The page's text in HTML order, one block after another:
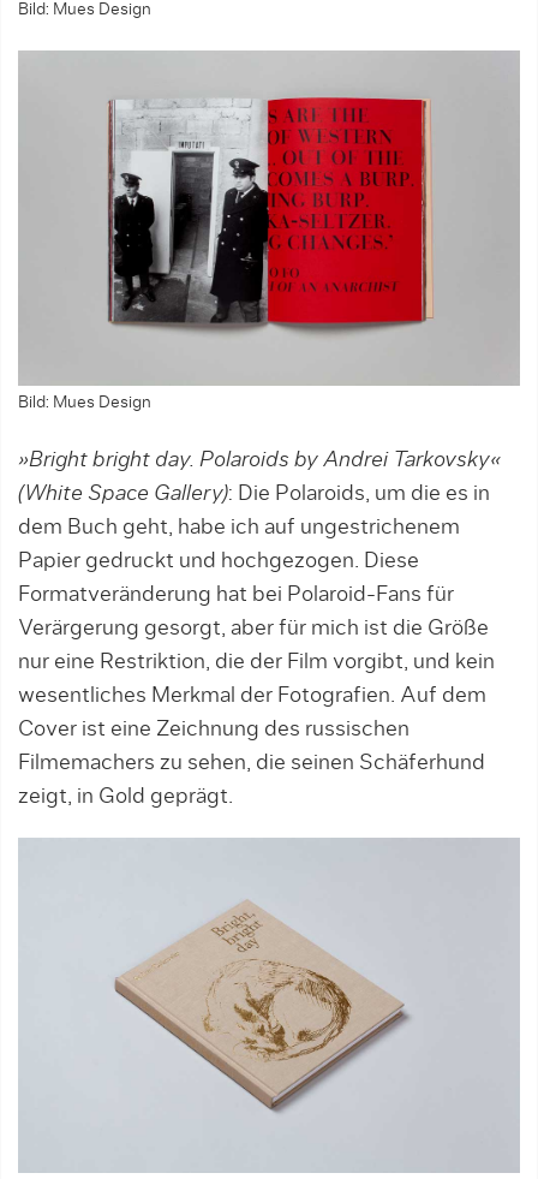
Bild: Mues Design
Bild: Mues Design
»Bright bright day. Polaroids by Andrei Tarkovsky«
(White Space Gallery): Die Polaroids, um die es in
dem Buch geht, habe ich auf ungestrichenem
Papier gedruckt und hochgezogen. Diese
Formatveränderung hat bei Polaroid-Fans für
Verärgerung gesorgt, aber für mich ist die Größe
nur eine Restriktion, die der Film vorgibt, und kein
wesentliches Merkmal der Fotografien. Auf dem
Cover ist eine Zeichnung des russischen
Filmemachers zu sehen, die seinen Schäferhund
zeigt, in Gold geprägt.